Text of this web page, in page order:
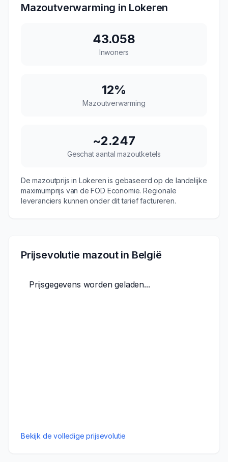
Mazoutverwarming in Lokeren
43.058
Inwoners
12%
Mazoutverwarming
~2.247
Geschat aantal mazoutketels
De mazoutprijs in Lokeren is gebaseerd op de landelijke
maximumprijs van de FOD Economie. Regionale
leveranciers kunnen onder dit tarief factureren.
Prijsevolutie mazout in België
Prijsgegevens worden geladen...
Bekijk de volledige prijsevolutie